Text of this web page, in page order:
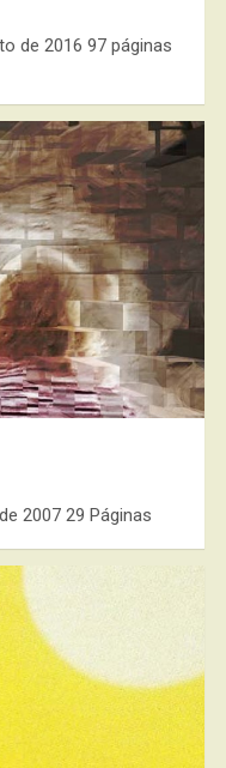
de 2016 97 páginas
2007 29 Páginas